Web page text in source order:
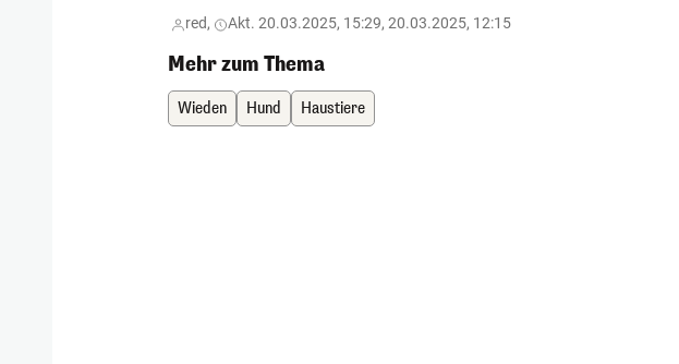
red, Akt. 20.03.2025, 15:29, 20.03.2025, 12:15
Mehr zum Thema
Wieden Hund Haustiere